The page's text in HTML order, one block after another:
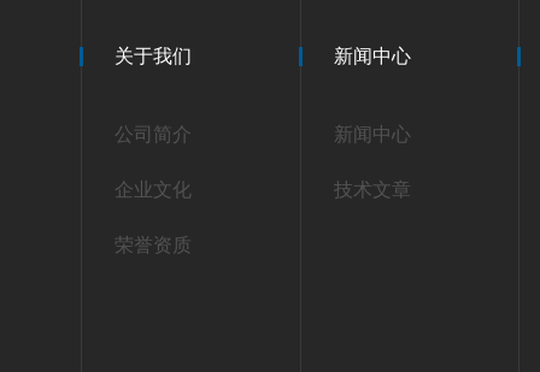
关于我们
公司简介
企业文化
荣誉资质
新闻中心
新闻中心
技术文章